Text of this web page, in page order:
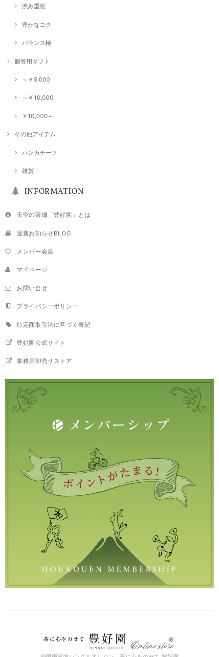
あまりにも美味しすぎて飲むと幸せな気分になれます。 美味しいお茶を
和紅茶でもこちらは風味が特別いいと感じました。
渋み重視
豊かなコク
バランス極
贈答用ギフト
～￥5,000
～￥10,000
￥10,000～
その他アイテム
ハンカチーフ
雑貨
INFORMATION
天空の茶畑「豊好園」とは
最新お知らせBLOG
メンバー会員
マイページ
お問い合せ
プライバシーポリシー
特定商取引法に基づく表記
豊好園公式サイト
業務用卸売りストア